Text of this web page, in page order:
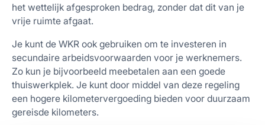
het wettelijk afgesproken bedrag, zonder dat dit van je
vrije ruimte afgaat.
Je kunt de WKR ook gebruiken om te investeren in
secundaire arbeidsvoorwaarden voor je werknemers.
Zo kun je bijvoorbeeld meebetalen aan een goede
thuiswerkplek. Je kunt door middel van deze regeling
een hogere kilometervergoeding bieden voor duurzaam
gereisde kilometers.